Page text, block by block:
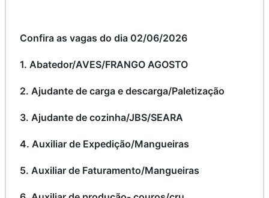
Confira as vagas do dia 02/06/2026
1. Abatedor/AVES/FRANGO AGOSTO
2. Ajudante de carga e descarga/Paletização
3. Ajudante de cozinha/JBS/SEARA
4. Auxiliar de Expedição/Mangueiras
5. Auxiliar de Faturamento/Mangueiras